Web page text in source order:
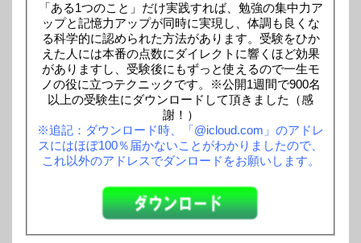
「ある1つのこと」だけ実践すれば、勉強の集中力ア
ップと記憶力アップが同時に実現し、体調も良くな
る科学的に認められた方法があります。受験をひか
えた人には本番の点数にダイレクトに響くほど効果
がありますし、受験後にもずっと使えるので一生モ
ノの役に立つテクニックです。※公開1週間で900名
以上の受験生にダウンロードして頂きました（感
謝！）
※追記：ダウンロード時、「@icloud.com」のアドレ
スにはほぼ100％届かないことがわかりましたので、
これ以外のアドレスでダンロードをお願いします。